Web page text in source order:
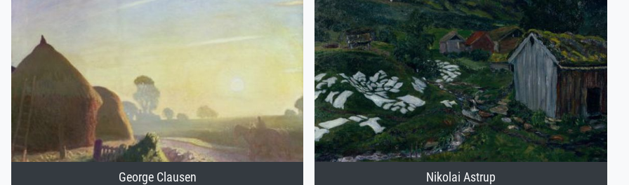
George Clausen Nikolai Astrup